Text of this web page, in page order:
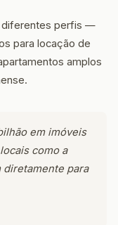
diferentes perfis —
para locação de
amplos
em imóveis
como a
para